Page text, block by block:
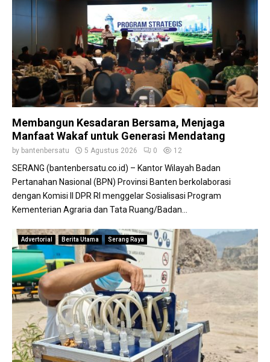
Membangun Kesadaran Bersama, Menjaga
Manfaat Wakaf untuk Generasi Mendatang
by bantenbersatu 5 Agustus 2026 0 12
SERANG (bantenbersatu.co.id) – Kantor Wilayah Badan
Pertanahan Nasional (BPN) Provinsi Banten berkolaborasi
dengan Komisi II DPR RI menggelar Sosialisasi Program
Kementerian Agraria dan Tata Ruang/Badan...
Advertorial Berita Utama Serang Raya